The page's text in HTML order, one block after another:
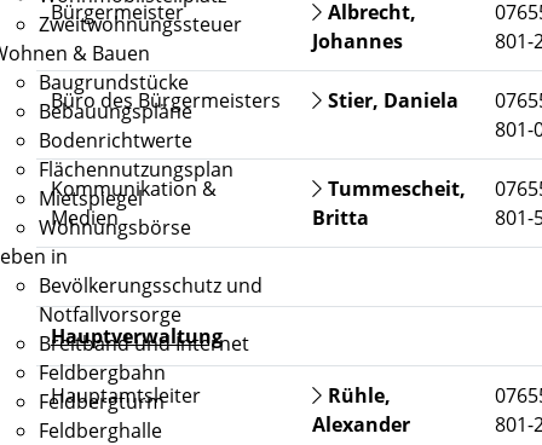
Zweitwohnungssteuer
& Bauen
Baugrundstücke
Bebauungspläne
Bodenrichtwerte
Flächennutzungsplan
Mietspiegel
Wohnungsbörse
in
Bevölkerungsschutz und
Notfallvorsorge
Breitband und Internet
Feldbergbahn
Feldbergturm
Feldberghalle
Bürgermeister
Albrecht,
Johannes
801-
Büro des Bürgermeisters Stier, Daniela
801-
Kommunikation &
Medien
Tummescheit,
Britta
801-
Hauptverwaltung
Hauptamtsleiter
Rühle,
Alexander
801-